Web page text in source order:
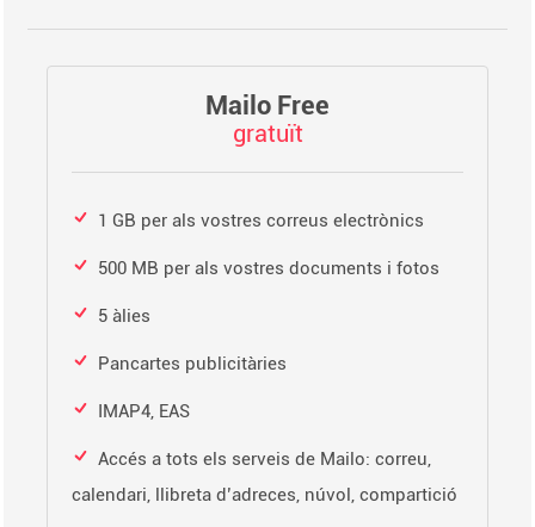
Mailo Free
gratuït
1 GB per als vostres correus electrònics
500 MB per als vostres documents i fotos
5 àlies
Pancartes publicitàries
IMAP4, EAS
Accés a tots els serveis de Mailo: correu,
calendari, llibreta d’adreces, núvol, compartició